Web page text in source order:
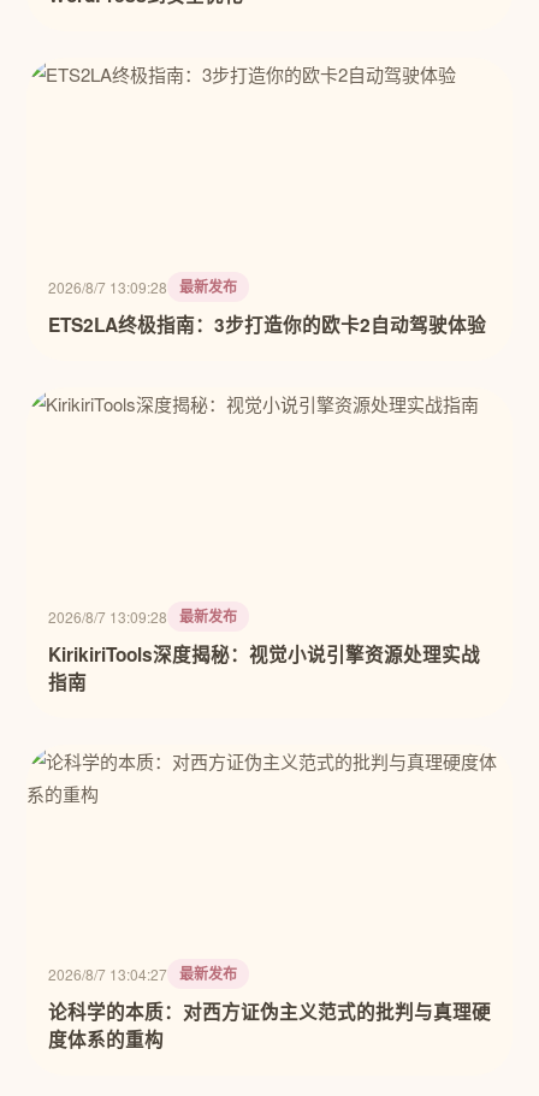
2026/8/7 13:09:28 最新发布
ETS2LA终极指南：3步打造你的欧卡2自动驾驶体验
2026/8/7 13:09:28 最新发布
KirikiriTools深度揭秘：视觉小说引擎资源处理实战
指南
2026/8/7 13:04:27 最新发布
论科学的本质：对西方证伪主义范式的批判与真理硬
度体系的重构